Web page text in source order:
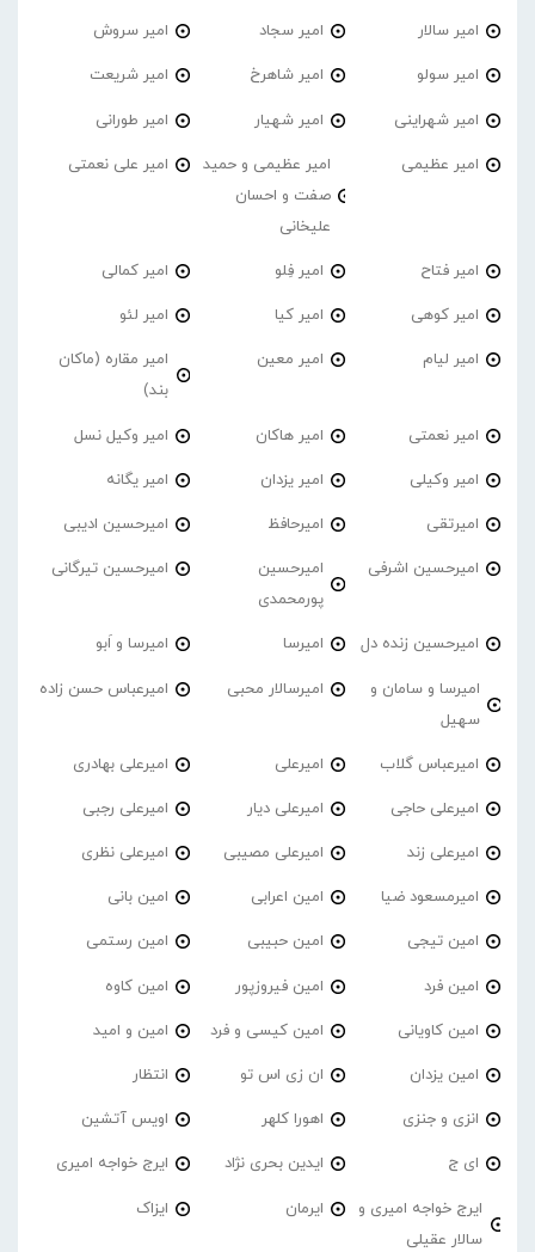
امیر سالار امیر سجاد امیر سروش
امیر سولو امیر شاهرخ امیر شریعت
امیر شهراینی امیر شهیار امیر طورانی
امیر عظیمی
امیر عظیمی و حمید
صفت و احسان
علیخانی
امیر علی نعمتی
امیر فتاح امیر فِلو امیر کمالی
امیر کوهی امیر کیا امیر لئو
امیر لیام امیر معین
امیر مقاره (ماکان
بند)
امیر نعمتی امیر هاکان امیر وکیل نسل
امیر وکیلی امیر یزدان امیر یگانه
امیرتقی امیرحافظ امیرحسین ادیبی
امیرحسین اشرفی
امیرحسین
پورمحمدی
امیرحسین تیرگانی
امیرحسین زنده دل امیرسا امیرسا و اَبو
امیرسا و سامان و
سهیل
امیرسالار محبی امیرعباس حسن زاده
امیرعباس گلاب امیرعلی امیرعلی بهادری
امیرعلی حاجی امیرعلی دیار امیرعلی رجبی
امیرعلی زند امیرعلی مصیبی امیرعلی نظری
امیرمسعود ضیا امین اعرابی امین بانی
امین تیجی امین حبیبی امین رستمی
امین فرد امین فیروزپور امین کاوه
امین کاویانی امین کیسی و فرد امین و امید
امین یزدان ان زی اس تو انتظار
انزی و جنزی اهورا کلهر اویس آتشین
ای ج ایدین بحری نژاد ایرج خواجه امیری
ایرج خواجه امیری و
سالار عقیلی
ایرمان ایزاک